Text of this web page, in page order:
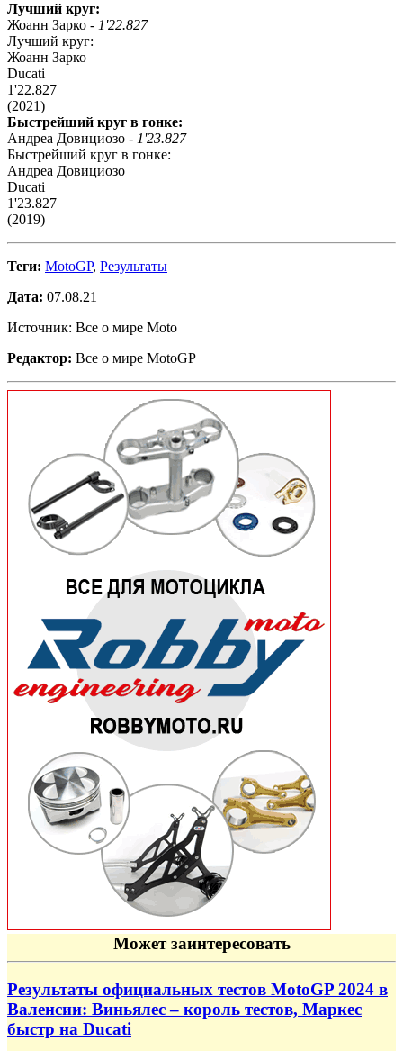
Лучший круг:
Жоанн Зарко - 1'22.827
Лучший круг:
Жоанн Зарко
Ducati
1'22.827
(2021)
Быстрейший круг в гонке:
Андреа Довициозо - 1'23.827
Быстрейший круг в гонке:
Андреа Довициозо
Ducati
1'23.827
(2019)
Теги: MotoGP, Результаты
Дата: 07.08.21
Источник: Все о мире Moto
Редактор: Все о мире MotoGP
Может заинтересовать
Результаты официальных тестов MotoGP 2024 в
Валенсии: Виньялес – король тестов, Маркес
быстр на Ducati